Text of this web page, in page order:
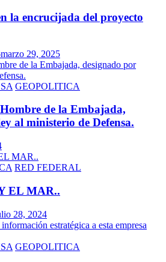
la encrucijada del proyecto
marzo 29, 2025
GEOPOLITICA
de la Embajada,
al ministerio de Defensa.
RED FEDERAL
EL MAR..
28, 2024
GEOPOLITICA